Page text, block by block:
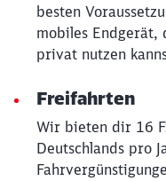
besten
mobiles Endgerät,
privat nutzen
Freifahrten
Wir bieten dir 16
Deutschlands pro
Möchten
werden?